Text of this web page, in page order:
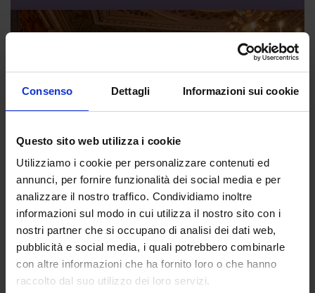
Consenso Dettagli Informazioni sui cookie
Questo sito web utilizza i cookie
Utilizziamo i cookie per personalizzare contenuti ed
annunci, per fornire funzionalità dei social media e per
analizzare il nostro traffico. Condividiamo inoltre
informazioni sul modo in cui utilizza il nostro sito con i
nostri partner che si occupano di analisi dei dati web,
pubblicità e social media, i quali potrebbero combinarle
con altre informazioni che ha fornito loro o che hanno
raccolto dal suo utilizzo dei loro servizi.